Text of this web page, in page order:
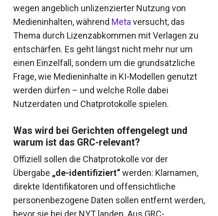
wegen angeblich unlizenzierter Nutzung von
Medieninhalten, während Meta versucht, das
Thema durch Lizenzabkommen mit Verlagen zu
entschärfen. Es geht längst nicht mehr nur um
einen Einzelfall, sondern um die grundsätzliche
Frage, wie Medieninhalte in KI-Modellen genutzt
werden dürfen – und welche Rolle dabei
Nutzerdaten und Chatprotokolle spielen.
Was wird bei Gerichten offengelegt und
warum ist das GRC-relevant?
Offiziell sollen die Chatprotokolle vor der
Übergabe „de-identifiziert“werden: Klarnamen,
direkte Identifikatoren und offensichtliche
personenbezogene Daten sollen entfernt werden,
bevor sie bei der NYT landen. Aus GRC-